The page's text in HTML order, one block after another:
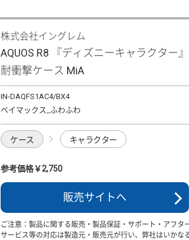
株式会社イングレム
AQUOS R8 『ディズニーキャラクター
耐衝撃ケース MiA
IN-DAQFS1AC4/BX4
ベイマックス_ふわふわ
ケース キャラクター
参考価格￥2,750
販売サイトへ
ご注意：製品に関する販売・製品保証・サポート・アフタ
サービス等の対応は製造元・販売元が行い、弊社はいかな